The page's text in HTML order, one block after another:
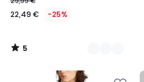
22,49 € -25%
5
/